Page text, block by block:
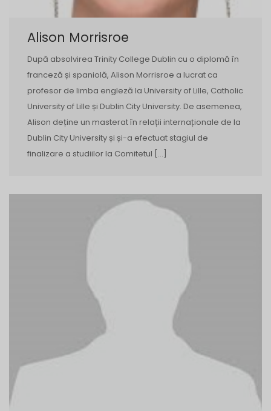
Alison Morrisroe
După absolvirea Trinity College Dublin cu o diplomă în
franceză și spaniolă, Alison Morrisroe a lucrat ca
profesor de limba engleză la University of Lille, Catholic
University of Lille și Dublin City University. De asemenea,
Alison deține un masterat în relații internaționale de la
Dublin City University și și-a efectuat stagiul de
finalizare a studiilor la Comitetul […]